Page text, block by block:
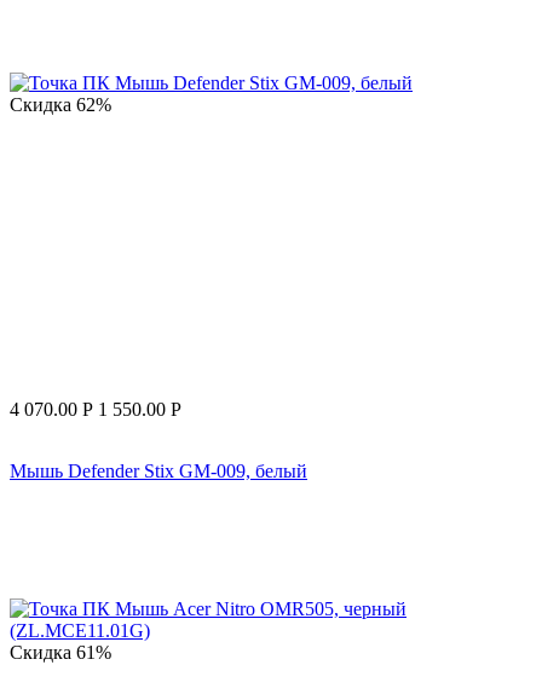
Скидка 62%
4 070.00 Р 1 550.00 Р
Мышь Defender Stix GM-009, белый
Скидка 61%